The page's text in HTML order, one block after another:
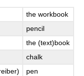
the workbook
pencil
the (text)book
chalk
pen